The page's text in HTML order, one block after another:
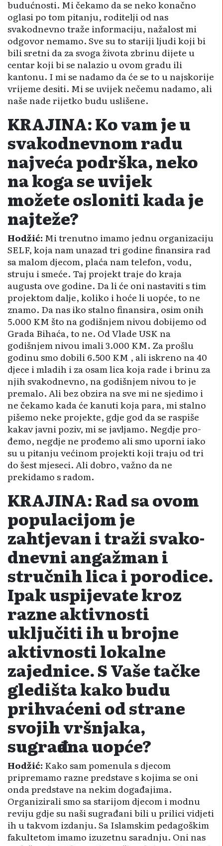
budućnosti. Mi čekamo da se neko konačno
oglasi po tom pitanju, roditelji od nas
svakodnevno traže informaciju, nažalost mi
odgovor nemamo. Sve su to stariji ljudi koji bi
bili sretni da za svoga života zbrinu dijete u
centar koji bi se nalazio u ovom gradu ili
kantonu. I mi se nadamo da će se to u najskorije
vrijeme desiti. Mi se uvijek nečemu nadamo, ali
naše nade rijetko budu uslišene.
KRAJINA: Ko vam je u
svakodnevnom radu
najveća podrška, neko
na koga se uvijek
možete osloniti kada je
najteže?
Hodžić: Mi trenutno imamo jednu organizaciju
SELF, koja nam unazad tri godine finansira rad
sa malom djecom, plaća nam telefon, vodu,
struju i smeće. Taj projekt traje do kraja
augusta ove godine. Da li će oni nastaviti s tim
projektom dalje, koliko i hoće li uopće, to ne
znamo. Da nas iko stalno finansira, osim onih
5.000 KM što na godišnjem nivou dobijemo od
Grada Bihaća, to ne. Od Vlade USK na
godišnjem nivou imali 3.000 KM. Za prošlu
godinu smo dobili 6.500 KM , ali iskreno na 40
djece i mladih i za osam lica koja rade i brinu za
njih svakodnevno, na go­dišnjem nivou to je
premalo. Ali bez obzira na sve mi ne sjedimo i
ne čekamo kada će kanuti koja para, mi stalno
pišemo neke projekte, gdje god da se raspiše
kakav javni poziv, mi se javljamo. Negdje pro­
đemo, negdje ne prođemo ali smo uporni iako
su u pitanju većinom projekti koji traju od tri
do šest mjeseci. Ali dobro, važno da ne
prekidamo s radom.
KRAJINA: Rad sa ovom
populacijom je
zahtjevan i traži svako­
dnevni angažman i
stručnih lica i porodice.
Ipak uspijevate kroz
razne aktivnosti
uključiti ih u brojne
aktivnosti lokalne
zajednice. S Vaše tačke
gledišta kako budu
prihvaćeni od strane
svojih vršnjaka,
sugrađana uopće?
Hodžić: Kako sam pomenula s djecom
pripremamo razne predstave s kojima se oni
onda predstave na nekim događajima.
Organizirali smo sa starijom djecom i modnu
reviju gdje su naši sugrađani bili u prilici vidjeti
ih u takvom izdanju. Sa Islamskim pedagoškim
fakultetom imamo izuzetnu saradnju. Oni nas